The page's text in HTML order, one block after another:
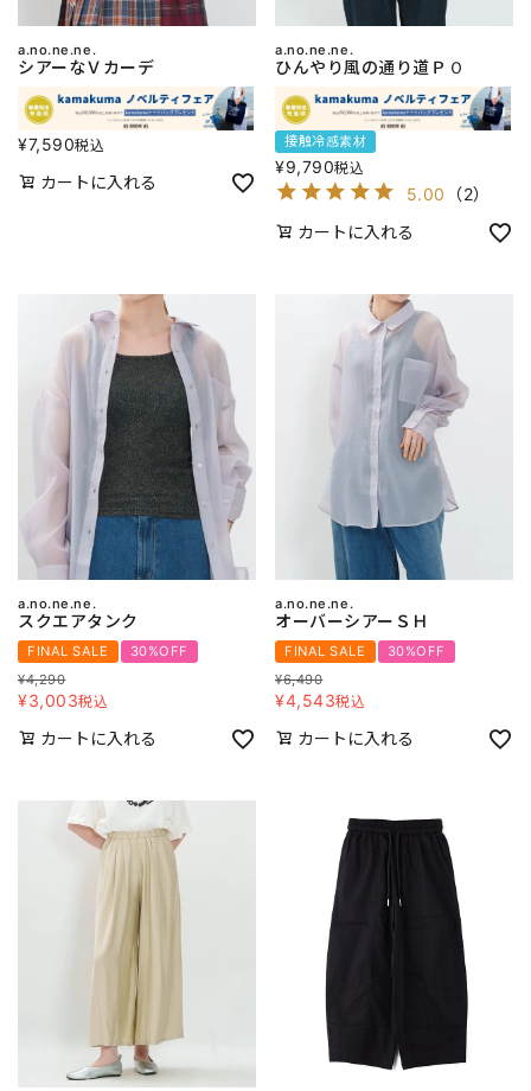
a.no.ne.ne.
シアーなＶカーデ
¥7,590税込
カートに入れる
a.no.ne.ne.
ひんやり風の通り道ＰＯ
接触冷感素材
¥9,790税込
5.00 （2）
カートに入れる
a.no.ne.ne.
スクエアタンク
FINAL SALE
30%OFF
¥4,290
¥3,003税込
カートに入れる
a.no.ne.ne.
オーバーシアーＳＨ
FINAL SALE
30%OFF
¥6,490
¥4,543税込
カートに入れる